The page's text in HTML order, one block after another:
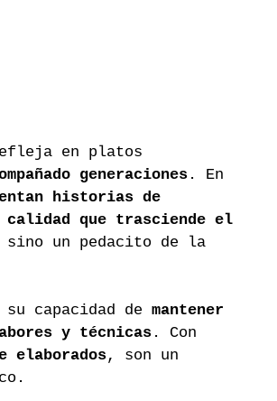
en platos
generaciones . En
historias de
calidad que trasciende el
un pedacito de la
capacidad de mantener
y técnicas . Con
elaborados, son un